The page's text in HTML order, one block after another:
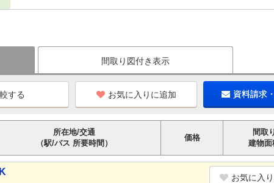
間取り図付き表示
お気に入りに追加 資料請求
所在地/交通
（駅/バス 所要時間）
価格
間取
建物面
お気に入